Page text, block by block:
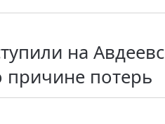
на
причине потерь